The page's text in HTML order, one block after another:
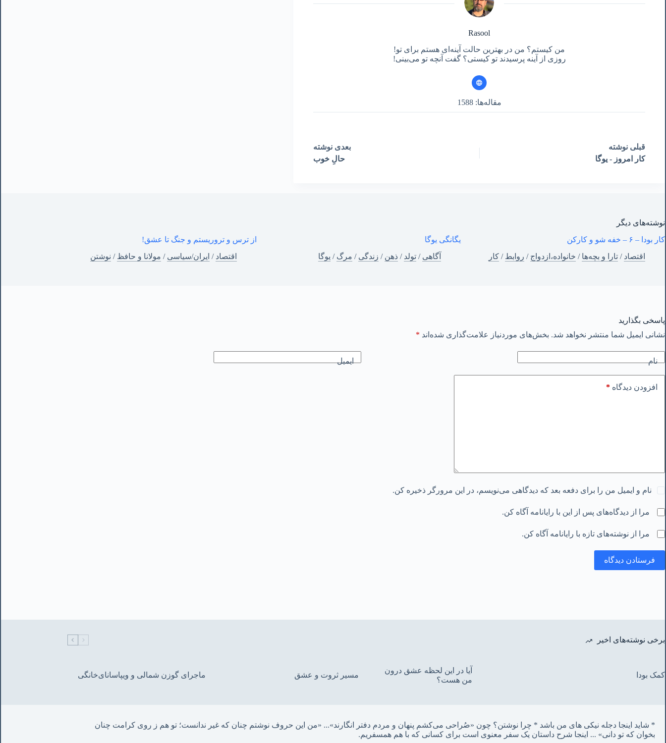
Rasool
من کیستم؟ من در بهترین حالت آینه‌ای هستم برای تو!
روزی از آینه پرسیدند تو کیستی؟ گفت آنچه تو می‌بینی!
مقاله‌ها: 1588
قبلی نوشته
کار امروز - یوگا
بعدی نوشته
حالِ خوب
نوشته‌های‌ دیگر
کار بودا – ۶ – خفه شو و کارکن
اقتصاد / تارا و بچه‌ها / خانواده،ازدواج / روابط / کار
یگانگی یوگا
آگاهی / تولد / ذهن / زندگی / مرگ / یوگا
از ترس و تروریستم و جنگ تا عشق!
اقتصاد / ایران/سیاسی / مولانا و حافظ / نوشتن
پاسخی بگذارید
نشانی ایمیل شما منتشر نخواهد شد. بخش‌های موردنیاز علامت‌گذاری شده‌اند *
نام ایمیل
افزودن دیدگاه *
نام و ایمیل من را برای دفعه بعد که دیدگاهی می‌نویسم، در این مرورگر ذخیره کن.
مرا از دیدگاه‌های پس از این با رایانامه آگاه کن.
مرا از نوشته‌های تازه با رایانامه آگاه کن.
فرستادن دیدگاه
برخی نوشته‌های اخیر
کمک بودا
آیا در این لحظه عشق درون
من هست؟
مسیر ثروت و عشق ماجرای گوزن شمالی و‌ ویپاسانای‌خانگی
* شاید اینجا دجله نیکی های من باشد * چرا نوشتن؟ چون «صُراحی می‌کشم پنهان‌ و مردم‌ دفتر انگارند»... «
بخوان که تو دانی» ... اینجا شرح داستان یک سفر معنوی است برای کسانی که با هم همسفریم.